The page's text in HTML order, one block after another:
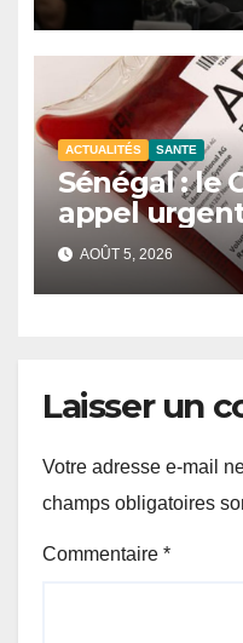
ACTUALITÉS SANTE
Sénégal : le
appel
face à une
AOÛT 5, 2026
Laisser un
Votre adresse e-mail
champs obligatoires
Commentaire *